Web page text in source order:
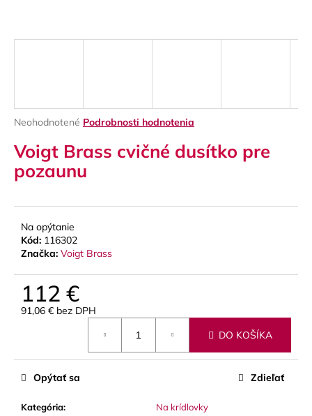
Priemerné
produktu
je
0,0
Neohodnotené Podrobnosti hodnotenia
Voigt Brass cvičné dusítko pre
pozaunu
Na opýtanie
Kód: 116302
Značka: Voigt Brass
112 €
91,06 € bez DPH
DO KOŠÍKA
Kategória:
Na krídlovky
Opýtať sa Zdieľať
n
ť
HĽADAŤ
O
o
č
a